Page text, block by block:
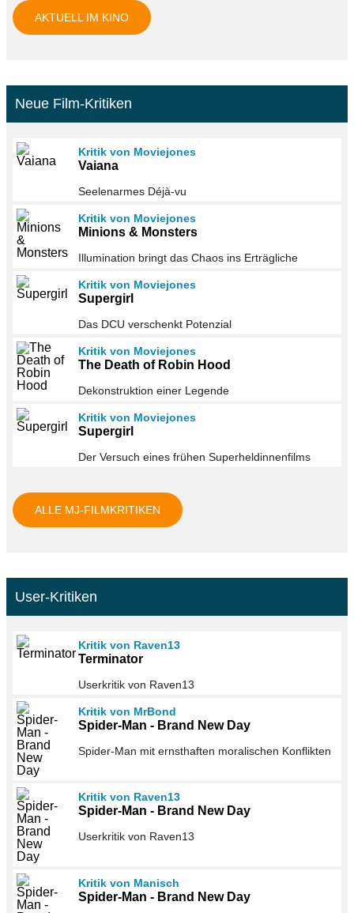
AKTUELL IM KINO
Neue Film-Kritiken
Kritik von Moviejones
Vaiana
Seelenarmes Déjà-vu
Kritik von Moviejones
Minions & Monsters
Illumination bringt das Chaos ins Erträgliche
Kritik von Moviejones
Supergirl
Das DCU verschenkt Potenzial
Kritik von Moviejones
The Death of Robin Hood
Dekonstruktion einer Legende
Kritik von Moviejones
Supergirl
Der Versuch eines frühen Superheldinnenfilms
ALLE MJ-FILMKRITIKEN
User-Kritiken
Kritik von Raven13
Terminator
Userkritik von Raven13
Kritik von MrBond
Spider-Man - Brand New Day
Spider-Man mit ernsthaften moralischen Konflikten
Kritik von Raven13
Spider-Man - Brand New Day
Userkritik von Raven13
Kritik von Manisch
Spider-Man - Brand New Day